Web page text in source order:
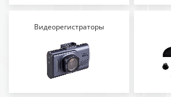
Видеорегистраторы